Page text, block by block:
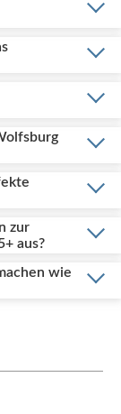
zur
aus?
wie